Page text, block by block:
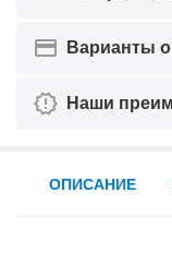
Варианты
Наши
ОПИСАНИЕ